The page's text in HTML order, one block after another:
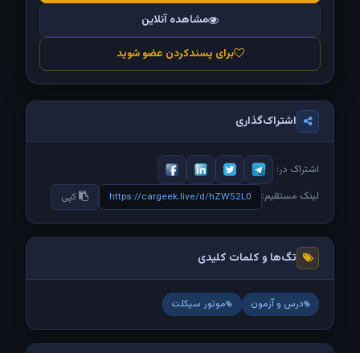
مشاهده آنلاین
برای پسندکردن عضو شوید
اشتراک‌گذاری
اشتراک در:
لینک مستقیم: https://cargeek.live/d/hZW52L0 کپی
تگ‌ها و کلمات کلیدی
درس و آزمون موتور سیکلت